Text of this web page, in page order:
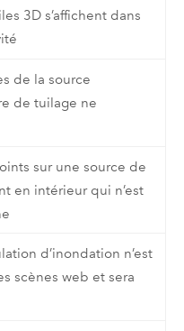
3D s’affichent dans
de la source
de tuilage ne
sur une source de
en intérieur qui n’est
d’inondation n’est
scènes web et sera